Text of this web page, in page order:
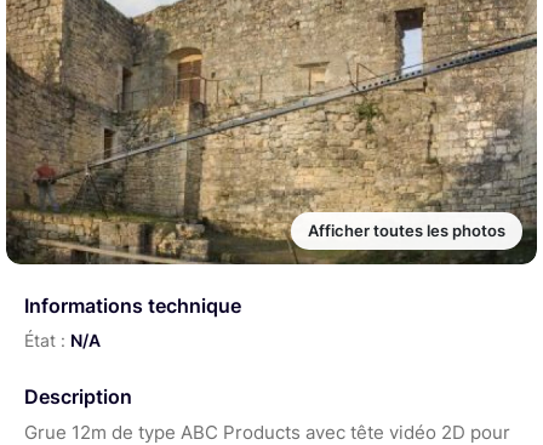
Afficher toutes les photos
Informations technique
État : N/A
Description
Grue 12m de type ABC Products avec tête vidéo 2D pour